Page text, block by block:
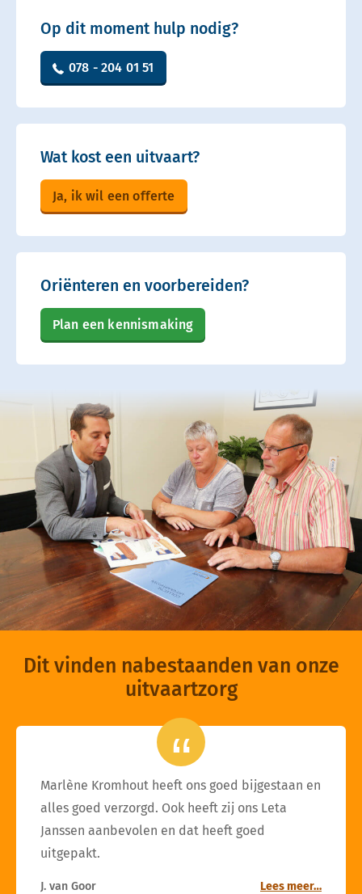
Op dit moment hulp nodig?
078 - 204 01 51
Wat kost een uitvaart?
Ja, ik wil een offerte
Oriënteren en voorbereiden?
Plan een kennismaking
Dit vinden nabestaanden van onze
uitvaartzorg
Marlène Kromhout heeft ons goed bijgestaan en
alles goed verzorgd. Ook heeft zij ons Leta
Janssen aanbevolen en dat heeft goed
uitgepakt.
J. van Goor Lees meer…